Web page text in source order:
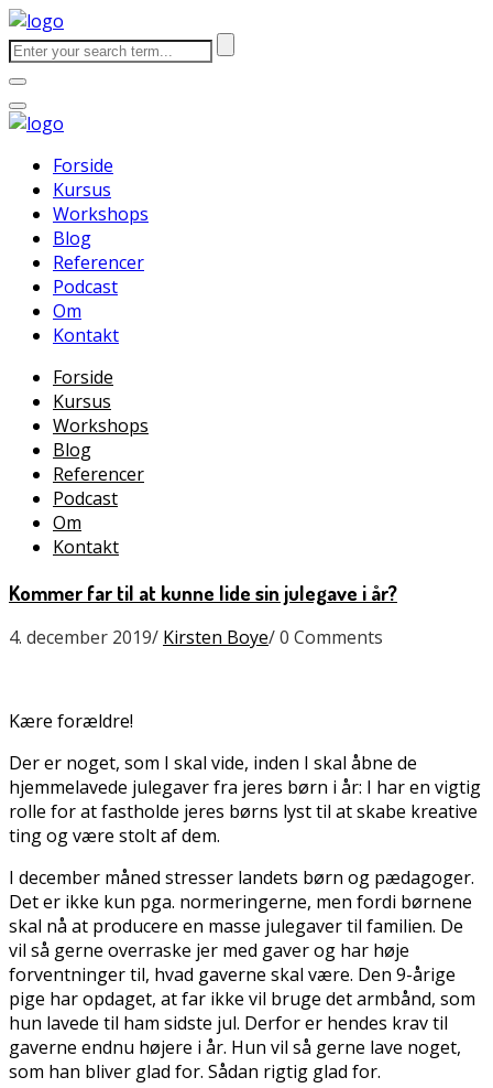
Forside
Kursus
Workshops
Blog
Referencer
Podcast
Om
Kontakt
Forside
Kursus
Workshops
Blog
Referencer
Podcast
Om
Kontakt
Kommer far til at kunne lide sin julegave i år?
4. december 2019/ Kirsten Boye/0 Comments
Kære forældre!
Der er noget, som I skal vide, inden I skal åbne de
hjemmelavede julegaver fra jeres børn i år: I har en vigtig
rolle for at fastholde jeres børns lyst til at skabe kreative
ting og være stolt af dem.
I december måned stresser landets børn og pædagoger.
Det er ikke kun pga. normeringerne, men fordi børnene
skal nå at producere en masse julegaver til familien. De
vil så gerne overraske jer med gaver og har høje
forventninger til, hvad gaverne skal være. Den 9-årige
pige har opdaget, at far ikke vil bruge det armbånd, som
hun lavede til ham sidste jul. Derfor er hendes krav til
gaverne endnu højere i år. Hun vil så gerne lave noget,
som han bliver glad for. Sådan rigtig glad for.